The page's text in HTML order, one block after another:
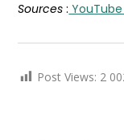
Sources :
Post Views: 2